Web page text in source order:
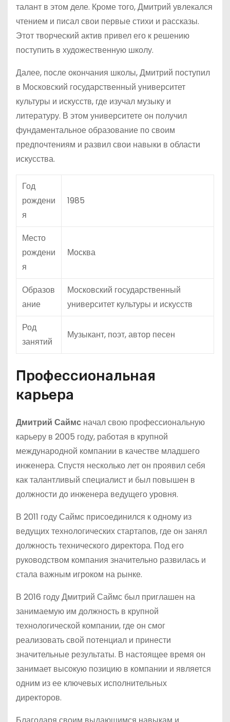
талант в этом деле. Кроме того, Дмитрий увлекался
чтением и писал свои первые стихи и рассказы.
Этот творческий актив привел его к решению
поступить в художественную школу.
Далее, после окончания школы, Дмитрий поступил
в Московский государственный университет
культуры и искусств, где изучал музыку и
литературу. В этом университете он получил
фундаментальное образование по своим
предпочтениям и развил свои навыки в области
искусства.
Год
рождени
я
1985
Место
рождени
я
Москва
Образов
ание
Московский государственный
университет культуры и искусств
Род
занятий
Музыкант, поэт, автор песен
Профессиональная
карьера
Дмитрий Саймс начал свою профессиональную
карьеру в 2005 году, работая в крупной
международной компании в качестве младшего
инженера. Спустя несколько лет он проявил себя
как талантливый специалист и был повышен в
должности до инженера ведущего уровня.
В 2011 году Саймс присоединился к одному из
ведущих технологических стартапов, где он занял
должность технического директора. Под его
руководством компания значительно развилась и
стала важным игроком на рынке.
В 2016 году Дмитрий Саймс был приглашен на
занимаемую им должность в крупной
технологической компании, где он смог
реализовать свой потенциал и принести
значительные результаты. В настоящее время он
занимает высокую позицию в компании и является
одним из ее ключевых исполнительных
директоров.